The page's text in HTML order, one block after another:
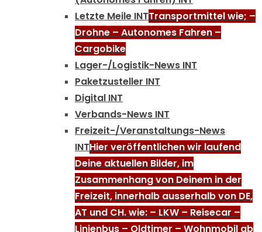
Letzte Meile INTTransportmittel wie; –
Drohne – Autonomes Fahren –
Cargobike
Lager-/Logistik-News INT
Paketzusteller INT
Digital INT
Verbands-News INT
Freizeit-/Veranstaltungs-News
INTHier veröffentlichen wir laufend
Deine aktuellen Bilder, im
Zusammenhang von Deinem in der
Freizeit, innerhalb ausserhalb von DE,
AT und CH. wie: – LKW – Reisecar –
Linienbus – Oldtimer – Wohnmobil ab